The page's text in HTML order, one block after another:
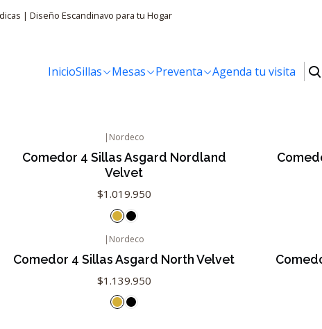
InicioSillas Mesas Preventa Agenda tu visita
| Diseño Escandinavo para tu Hogar
4 Sillas
| Nordeco
Comedor 4 Sillas Asgard Nordland
Velvet
$1.019.950
| Nordeco
Comedor 4 Sillas Asgard North Velvet
$1.139.950